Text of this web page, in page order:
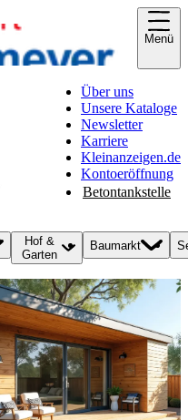
Menü
Über uns
Unsere Kataloge
Newsletter
Karriere
Kleinanzeigen.de
Kontoeröffnung
Betontankstelle
Hof &
Garten
Baumarkt